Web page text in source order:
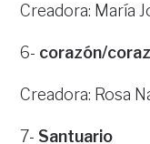
Creadora: María
6- corazón/
Creadora: Rosa
7- Santuario